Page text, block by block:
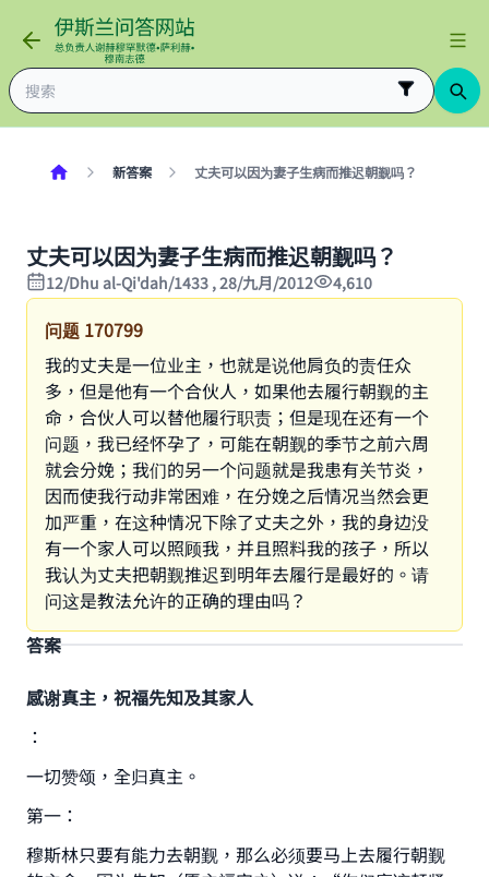
新答案 丈夫可以因为妻子生病而推迟朝觐吗？
丈夫可以因为妻子生病而推迟朝觐吗？
12/Dhu al-Qi'dah/1433 , 28/九月/2012 4,610
问题 170799
我的丈夫是一位业主，也就是说他肩负的责任众
多，但是他有一个合伙人，如果他去履行朝觐的主
命，合伙人可以替他履行职责；但是现在还有一个
问题，我已经怀孕了，可能在朝觐的季节之前六周
就会分娩；我们的另一个问题就是我患有关节炎，
因而使我行动非常困难，在分娩之后情况当然会更
加严重，在这种情况下除了丈夫之外，我的身边没
有一个家人可以照顾我，并且照料我的孩子，所以
我认为丈夫把朝觐推迟到明年去履行是最好的。请
问这是教法允许的正确的理由吗？
答案
感谢真主，祝福先知及其家人
：
一切赞颂，全归真主。
第一：
穆斯林只要有能力去朝觐，那么必须要马上去履行朝觐